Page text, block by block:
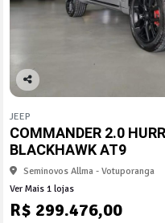
Co
arti
lhe
JEEP
COMMANDER 2.0
BLACKHAWK AT9
Seminovos Allma - Votuporanga
Ver Mais 1 lojas
R$ 299.476,00